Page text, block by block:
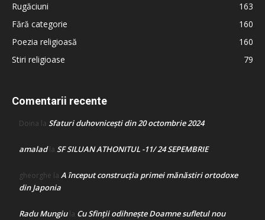
Rugăciuni
163
Fără categorie
160
Poezia religioasă
160
Stiri religioase
79
Comentarii recente
Doina la Sfaturi duhovnicești din 20 octombrie 2024
amaladla SF SILUAN ATHONITUL -11/ 24 SEPEMBRIE
gheorghe la A început construcţia primei mănăstiri ortodoxe
din Japonia
Radu Mungiula Cu Sfinții odihnește Doamne sufletul nou